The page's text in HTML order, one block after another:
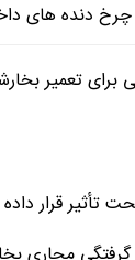
تعمیر
تأثیر قرار